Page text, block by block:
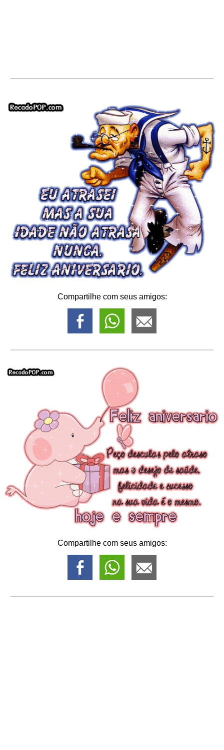
Compartilhe com seus amigos:
Compartilhe com seus amigos: